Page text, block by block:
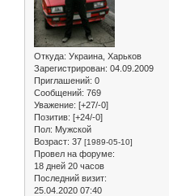
Откуда: Украина, Харьков
Зарегистрирован: 04.09.2009
Приглашений: 0
Сообщений: 769
Уважение: [+27/-0]
Позитив: [+24/-0]
Пол: Мужской
Возраст: 37 [1989-05-10]
Провел на форуме:
18 дней 20 часов
Последний визит:
25.04.2020 07:40